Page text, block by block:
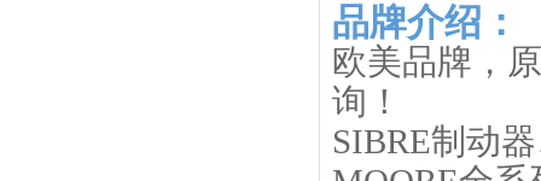
品牌介绍：
欧美品牌，
询！
SIBRE制动